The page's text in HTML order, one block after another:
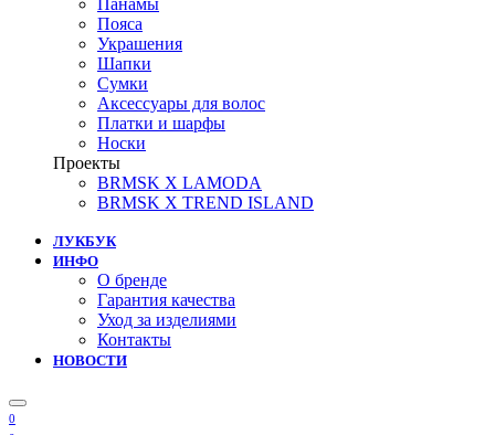
Панамы
Пояса
Украшения
Шапки
Сумки
Аксессуары для волос
Платки и шарфы
Носки
Проекты
BRMSK X LAMODA
BRMSK X TREND ISLAND
ЛУКБУК
ИНФО
О бренде
Гарантия качества
Уход за изделиями
Контакты
НОВОСТИ
0